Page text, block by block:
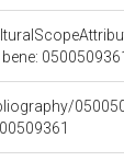
0500509361